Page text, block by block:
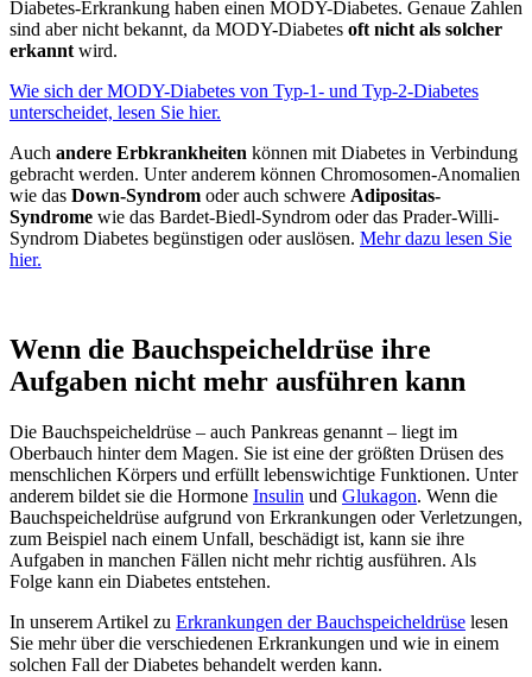
Diabetes-Erkrankung haben einen MODY-Diabetes. Genaue Zahlen
sind aber nicht bekannt, da MODY-Diabetes oft nicht als solcher
erkannt wird.
Wie sich der MODY-Diabetes von Typ-1- und Typ-2-Diabetes
unterscheidet, lesen Sie hier.
Auch andere Erbkrankheiten können mit Diabetes in Verbindung
gebracht werden. Unter anderem können Chromosomen-Anomalien
wie das Down-Syndrom oder auch schwere Adipositas-
Syndrome wie das Bardet-Biedl-Syndrom oder das Prader-Willi-
Syndrom Diabetes begünstigen oder auslösen. Mehr dazu lesen Sie
hier.
Wenn die Bauchspeicheldrüse ihre
Aufgaben nicht mehr ausführen kann
Die Bauchspeicheldrüse – auch Pankreas genannt – liegt im
Oberbauch hinter dem Magen. Sie ist eine der größten Drüsen des
menschlichen Körpers und erfüllt lebenswichtige Funktionen. Unter
anderem bildet sie die Hormone Insulin und Glukagon. Wenn die
Bauchspeicheldrüse aufgrund von Erkrankungen oder Verletzungen,
zum Beispiel nach einem Unfall, beschädigt ist, kann sie ihre
Aufgaben in manchen Fällen nicht mehr richtig ausführen. Als
Folge kann ein Diabetes entstehen.
In unserem Artikel zu Erkrankungen der Bauchspeicheldrüse lesen
Sie mehr über die verschiedenen Erkrankungen und wie in einem
solchen Fall der Diabetes behandelt werden kann.